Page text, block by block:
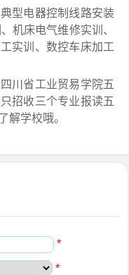
型电器控制线路安装
机床电气维修实训、
实训、数控车床加工
川省工业贸易学院五
招收三个专业报读五
解学校哦。
*
*